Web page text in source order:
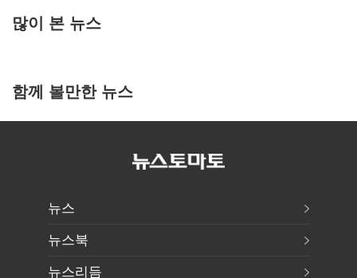
많이 본 뉴스
함께 볼만한 뉴스
뉴스
뉴스북
뉴스리듬